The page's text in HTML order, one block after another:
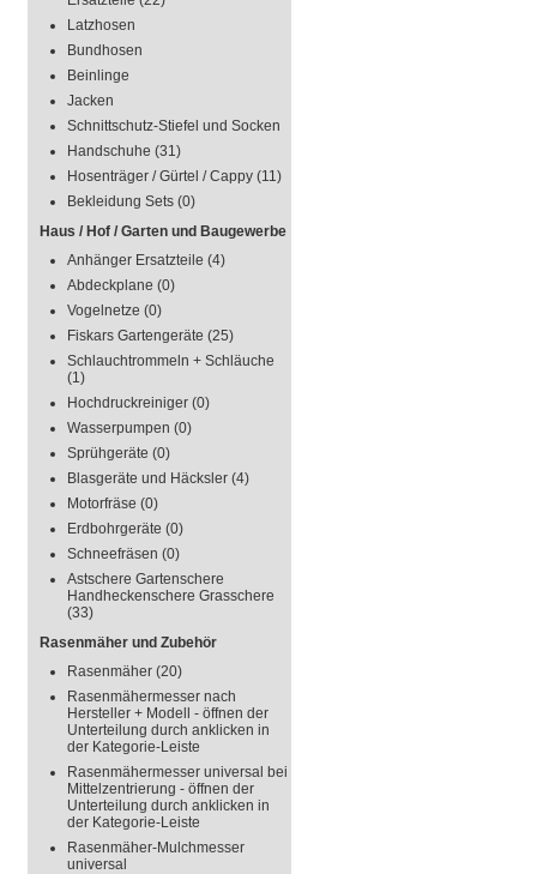
Latzhosen
Bundhosen
Beinlinge
Jacken
Schnittschutz-Stiefel und Socken
Handschuhe (31)
Hosenträger / Gürtel / Cappy (11)
Bekleidung Sets (0)
Haus / Hof / Garten und Baugewerbe
Anhänger Ersatzteile (4)
Abdeckplane (0)
Vogelnetze (0)
Fiskars Gartengeräte (25)
Schlauchtrommeln + Schläuche
(1)
Hochdruckreiniger (0)
Wasserpumpen (0)
Sprühgeräte (0)
Blasgeräte und Häcksler (4)
Motorfräse (0)
Erdbohrgeräte (0)
Schneefräsen (0)
Astschere Gartenschere
Handheckenschere Grasschere
(33)
Rasenmäher und Zubehör
Rasenmäher (20)
Rasenmähermesser nach
Hersteller + Modell - öffnen der
Unterteilung durch anklicken in
der Kategorie-Leiste
Rasenmähermesser universal bei
Mittelzentrierung - öffnen der
Unterteilung durch anklicken in
der Kategorie-Leiste
Rasenmäher-Mulchmesser
universal